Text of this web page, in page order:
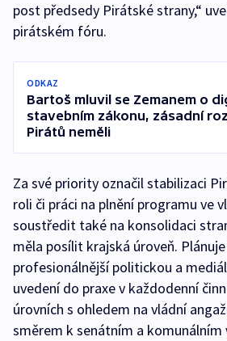
post předsedy Pirátské strany,“
pirátském fóru.
ODKAZ
Bartoš mluvil se Zemanem o
stavebním zákonu, zásadní
Pirátů neměli
Za své priority označil stabilizaci
roli či práci na plnění programu ve
soustředit také na konsolidaci
měla posílit krajská úroveň.
profesionálnější politickou a
uvedení do praxe v každodenní
úrovních s ohledem na vládní
směrem k senátním a komunálním